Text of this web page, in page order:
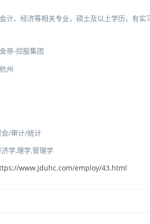
计、经济等相关专业 ， 硕士及以上学历 ，有实
帝-控股集团
州
/审计/统计
学,理学,管理学
www.jduhc.com/employ/43.html